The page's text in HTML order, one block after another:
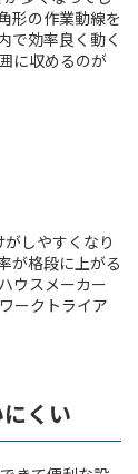
形の作業動線を
で効率良く動く
に収めるのが
しやすくなり
が格段に上がる
ウスメーカー
ークトライア
くい